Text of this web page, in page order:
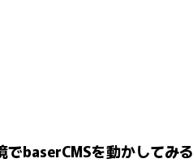
baserCMSを動かしてみる